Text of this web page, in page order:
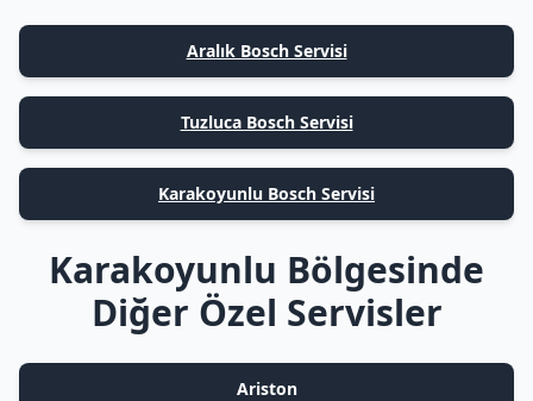
Aralık Bosch Servisi
Tuzluca Bosch Servisi
Karakoyunlu Bosch Servisi
Karakoyunlu Bölgesinde
Diğer Özel Servisler
Ariston